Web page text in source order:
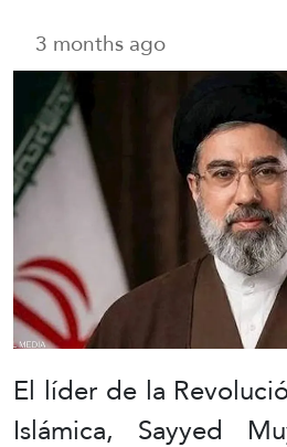
3 months ago
El líder de la
Islámica, Sayyed